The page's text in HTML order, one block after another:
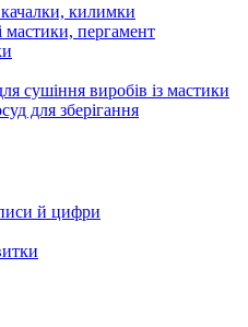
килимки
мастики, пергамент
сушіння виробів із мастики
для зберігання
й цифри